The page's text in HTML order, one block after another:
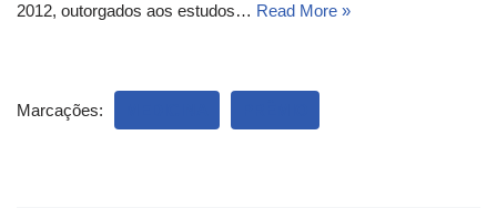
2012, outorgados aos estudos… Read More »
Marcações: